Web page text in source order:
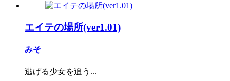
エイテの場所(ver1.01)
みそ
逃げる少女を追う...